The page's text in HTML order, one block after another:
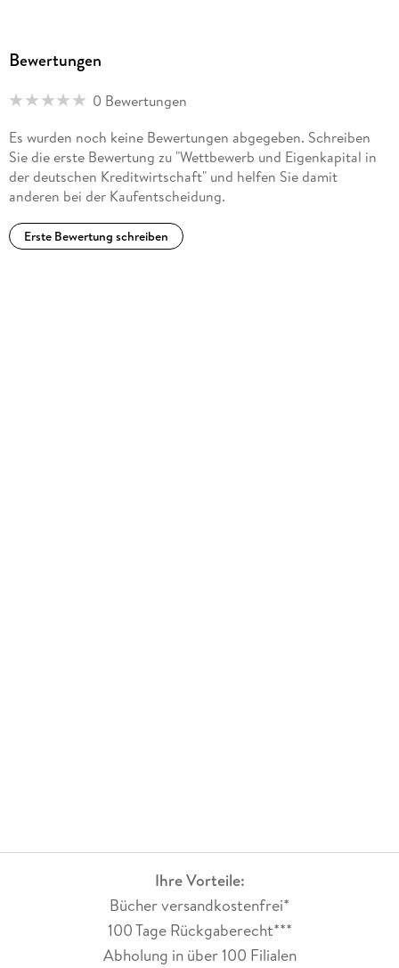
Bewertungen
0 Bewertungen
Es wurden noch keine Bewertungen abgegeben. Schreiben
Sie die erste Bewertung zu "Wettbewerb und Eigenkapital in
der deutschen Kreditwirtschaft" und helfen Sie damit
anderen bei der Kaufentscheidung.
Erste Bewertung schreiben
Ihre Vorteile:
Bücher versandkostenfrei*
100 Tage Rückgaberecht***
Abholung in über 100 Filialen